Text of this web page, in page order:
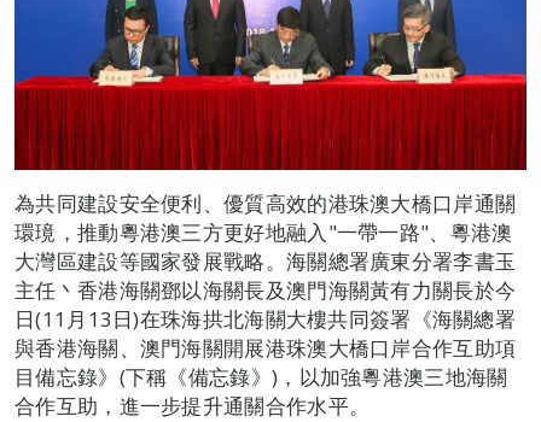
為共同建設安全便利、優質高效的港珠澳大橋口岸通關
環璄，推動粵港澳三方更好地融入"一帶一路"、粵港澳
大灣區建設等國家發展戰略。海關總署廣東分署李書玉
主任丶香港海關鄧以海關長及澳門海關黃有力關長於今
日(11月13日)在珠海拱北海關大樓共同簽署《海關總署
與香港海關、澳門海關開展港珠澳大橋口岸合作互助項
目備忘錄》(下稱《備忘錄》)，以加強粵港澳三地海關
合作互助，進一步提升通關合作水平。